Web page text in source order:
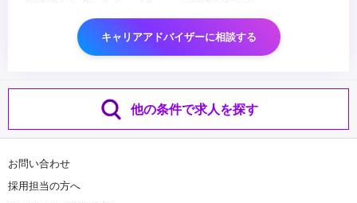
キャリアアドバイザーに相談する
他の条件で求人を探す
お問い合わせ
採用担当の方へ